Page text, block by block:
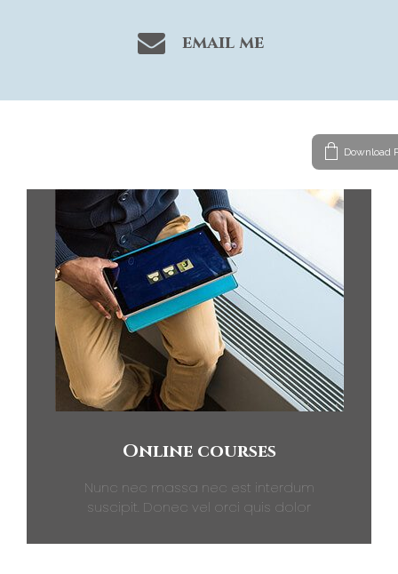
email me
Online courses
Nunc nec massa nec est interdum
suscipit. Donec vel orci quis dolor
Download